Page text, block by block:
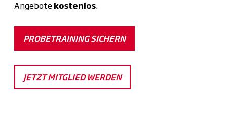
Angebotekostenlos.
PROBETRAINING SICHERN
JETZT MITGLIED WERDEN